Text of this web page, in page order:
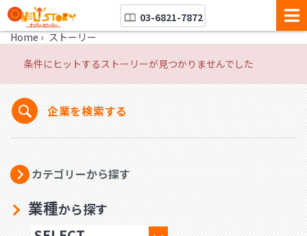
03-6821-7872
Home › ストーリー
条件にヒットするストーリーが見つかりませんでした
企業を検索する
カテゴリーから探す
業種から探す